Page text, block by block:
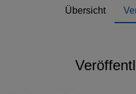
Übersicht